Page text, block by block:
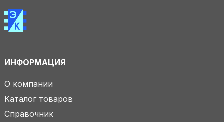
ИНФОРМАЦИЯ
О компании
Каталог товаров
Справочник